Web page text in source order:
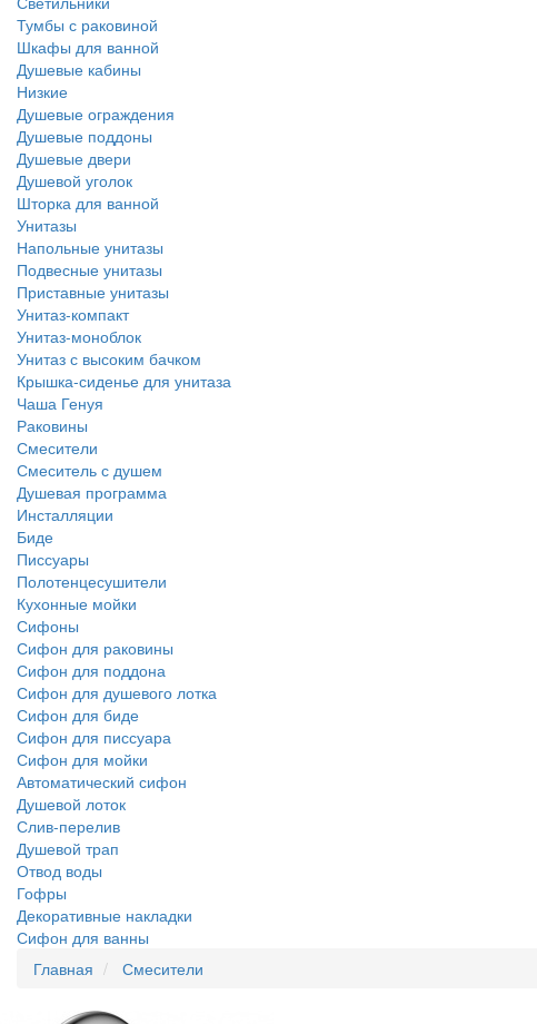
Тумбы с раковиной
Шкафы для ванной
Душевые кабины
Низкие
Душевые ограждения
Душевые поддоны
Душевые двери
Душевой уголок
Шторка для ванной
Унитазы
Напольные унитазы
Подвесные унитазы
Приставные унитазы
Унитаз-компакт
Унитаз-моноблок
Унитаз с высоким бачком
Крышка-сиденье для унитаза
Чаша Генуя
Раковины
Смесители
Смеситель с душем
Душевая программа
Инсталляции
Биде
Писсуары
Полотенцесушители
Кухонные мойки
Сифоны
Сифон для раковины
Сифон для поддона
Сифон для душевого лотка
Сифон для биде
Сифон для писсуара
Сифон для мойки
Автоматический сифон
Душевой лоток
Слив-перелив
Душевой трап
Отвод воды
Гофры
Декоративные накладки
Сифон для ванны
Главная
Смесители